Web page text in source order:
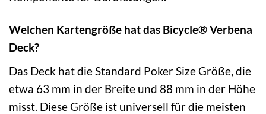
Welchen Kartengröße hat das Bicycle® Verbena
Deck?
Das Deck hat die Standard Poker Size Größe, die
etwa 63 mm in der Breite und 88 mm in der Höhe
misst. Diese Größe ist universell für die meisten